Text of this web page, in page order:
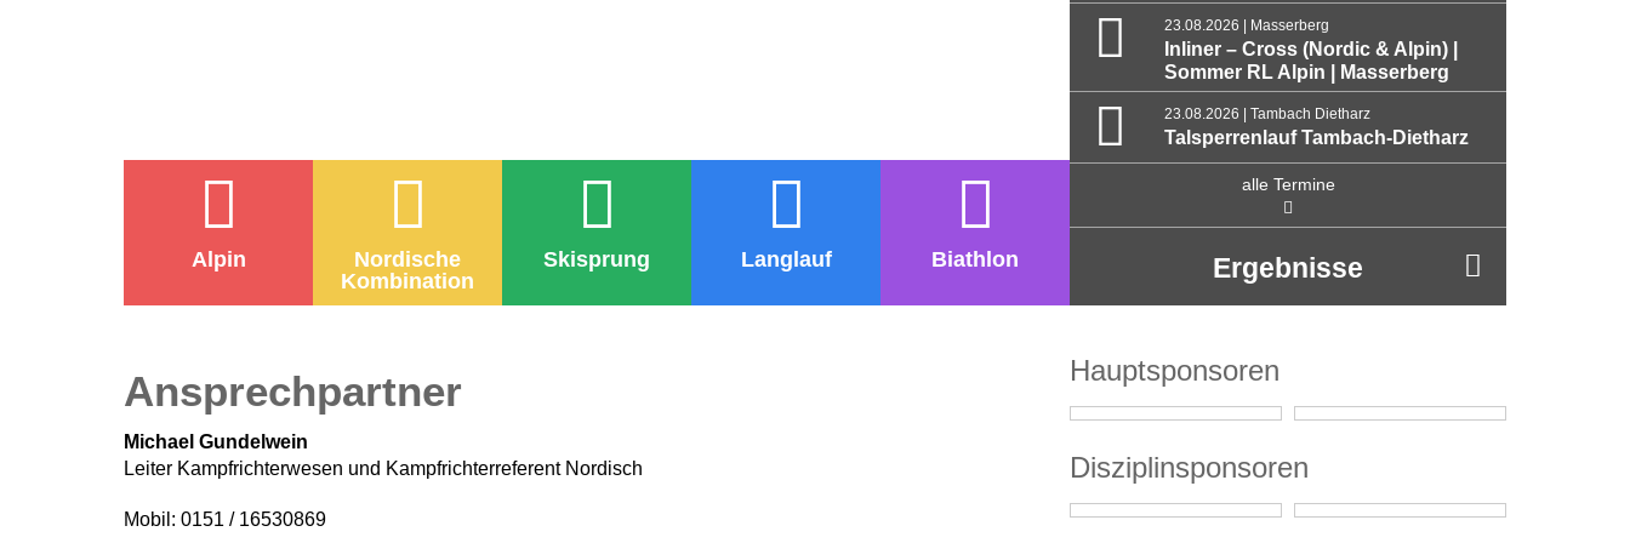
Alpin
Nordische
Kombination
Skisprung Langlauf Biathlon
23.08.2026 | Masserberg
Inliner – Cross (Nordic & Alpin) |
Sommer RL Alpin | Masserberg
23.08.2026 | Tambach Dietharz
Talsperrenlauf Tambach-Dietharz
alle Termine
Ergebnisse
Ansprechpartner
Michael Gundelwein
Leiter Kampfrichterwesen und Kampfrichterreferent Nordisch
Mobil: 0151 / 16530869
Hauptsponsoren
Disziplinsponsoren